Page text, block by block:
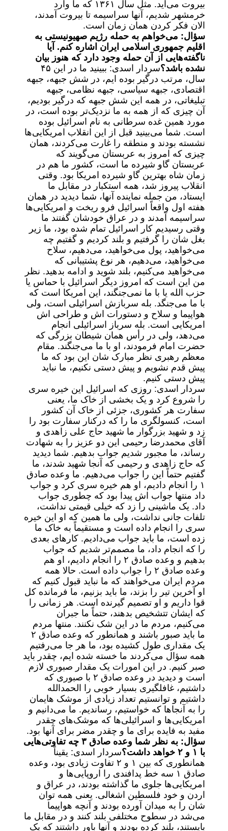
بیروت می‌آید. مثل سال ۱۳۶۱ که ما وارد
خرمشهر شدیم، آنها سراسیمه تا بیروت آمدند،
الان فکر کردن همان زمان است.
سؤال: می‌خواهم به حمله رژیم صهیونیستی به
اقلیم جمهوری اسلامی ایران اشاره کنم. آیا
ناگفته‌هایی از آن حمله وجود دارد که هنوز بیان
نشده باشد؟
سردار اسدی: ببینید ما در این ۴۵
سال، مرتب درگیر بوده ایم، در شش جبهه، جبهه
اقتصادی، جبهه سیاسی، جبهه نظامی، جبهه
تبلیغاتی، در همه این شش جبهه که درگیر بودیم،
آن چیزی که از همه به ما نزدیک‌تر بوده است، در
مورد همین غده سرطانی به نام اسرائیل بوده
است. شما می‌بینید قبل از این انقلاب امریکایی‌ها
نشسته بودند و منطقه را غارت می‌کردند، همان
چیزی که امروز به عربستان می‌گویند که
عربستان گاو شیرده ما است، کشور ما هم در
زمان شاه بهترین گاو شیرده امریکا بود. وقتی
انقلاب پیروز شد، همه استکبار در مقابل ما
ایستاد، من جمله نماینده آنها، شما دیدید در همان
هفته اول واقعاً اسرائیل فرو ریخت و امریکایی‌ها
سراسیمه آمدند و در عراق خودشان گفتند ما
وقتی رسیدیم کار اسرائیل تمام شده بود، ما زیر
بغل شان را گرفتیم و بلند کردیم و گفتیم چه
می‌خواهید، پول می‌خواهید، می‌دهیم، سلاح
می‌خواهید، می‌دهیم، هر نوع پشتیبانی که
می‌خواهید می‌کنیم، بلند شوید و ادامه بدهید. نظر
من این است که امروز دیگر اسرائیل با حماس یا
حزب الله یا با ما نمی‌جنگند، این امریکا است که
با ما می‌جنگد. بله سربازش اسرائیلی است، ولی
هواپیما و سلاح و دستورات اش و طراحی اش
امریکایی است. بله سرباز اسرائیلی انجام
می‌دهد، ولی در رأس همان شیطان بزرگی که
حضرت امام فرمودند، او با ما می‌جنگند. مقام
معظم رهبری نظر مبارک شان این بود که ما
پیش قدم نشویم و پیش دستی نکنیم، ما نباید
پیش دستی کنیم.
سردار اسدی: روزی که اسرائیل این خیره سری
را شروع کرد و یک بخشی از خاک ما، یعنی
سفارت هر کشوری، جزئی از خاک آن کشور
است، کنسولگری ما را که درکنار سفارت بود را
زد و شهید بزرگوار ما شهید حاج علی زاهدی و
آقای محمدرضا رحیمی این دو عزیز را به شهادت
رساند، ما مجبور شدیم جواب بدهیم. شما دیدید
که حاج زاهدی و رحیمی که آنجا شهید شدند، ما
گفتیم حتماً این را جواب می‌دهیم. ما وعده صادق
۱ را انجام دادیم، او هم خیره سری کرد و جواب
داد منتها جواب اش پیدا بود که چطوری جواب
داد. یک ماشینی را زد که خیلی قیمتی نداشت،
تلفات جانی نداشت، ولی ما همین که او این خیره
سری را انجام داده است و مستقیماً به خاک ما
زده است، ما باید جواب می‌دادیم. کار‌های بعدی
را که انجام داد، ما مصمم‌تر شدیم که جواب
بدهیم و وعده صادق ۲ را انجام دادیم، او هم
وعده صادق ۲ را جواب داده است. حالا همه
مردم ایران می‌خواهند که ما نباید قبول کنیم که
او آخرین تیر را بزند، ما باید بزنیم، ما فرمانده کل
قوا داریم و او تصمیم گیرنده است. هر زمانی را
که ایشان تتشخیص بدهند، حتماً ما جبران
می‌کنیم، مردم ما در این شک نکنند. منتها مردم
ما باید صبور باشند و همانطور که وعده صادق ۲
یک مقداری طول کشیده بود، ما هر جا می‌رفتیم
همه سؤال می‌کردند ما خسته شده ایم، چقدر باید
صبر کنیم. در این امورات یک مقدار صبوری لازم
است و دیدید در وعده صادق ۲ با صبوری که
داشتیم، غافلگیری بسیار خوبی را الحمدالله
داشتیم و توانستیم تعداد زیادی از موشک هایمان
را به آنجا‌ها که خواستیم، رساندیم. ما می‌دانیم و
امریکایی‌ها و اسرائیلی‌ها که موشک‌های چقدر
مفید به فایده برای ما و چقدر مضر برای آنها بود.
سؤال: به نظر شما وعده صادق ۳ چه تفاوتی‌هایی
با ۱ و ۲ خواهد داشت؟
سردار اسدی: یقیناً
همانطوری که بین ۱ و ۲ تفاوت زیادی بود، وعده
صادق ۱ سه خط پدافندی را اروپایی‌ها و
امریکایی‌ها جلوی ما گذاشته بودند، در عراق و
اردن و خود فلسطین اشغالی. یعنی همه توان
شان را به میدان آورده بودند و آنچه هواپیما
می‌شد در سطوح مختلفی بلند کنند و در مقابل ما
بایستند، بلند کرده بودند و آنها باور داشتند که یک